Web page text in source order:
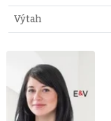
Výtah